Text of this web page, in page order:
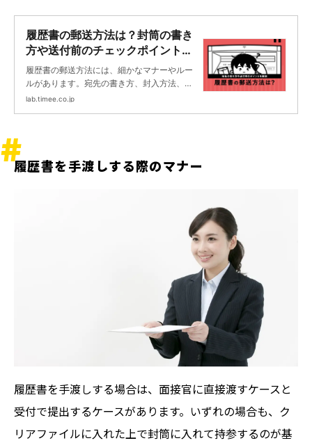
履歴書の郵送方法は？封筒の書き
方や送付前のチェックポイントを
解説 | タイミーラボ - スキマで働
く、世界が広がる。
履歴書の郵送方法には、細かなマナーやルー
ルがあります。宛先の書き方、封入方法、郵
送マナーにいたるまで、一つ間違えると印象
過程です。履歴書を郵送する際に知っておく
べきポイントをしっかりと押さえておきまし
lab.timee.co.jp
履歴書を手渡しする際のマナー
履歴書を手渡しする場合は、面接官に直接渡すケースと
受付で提出するケースがあります。いずれの場合も、ク
リアファイルに入れた上で封筒に入れて持参するのが基